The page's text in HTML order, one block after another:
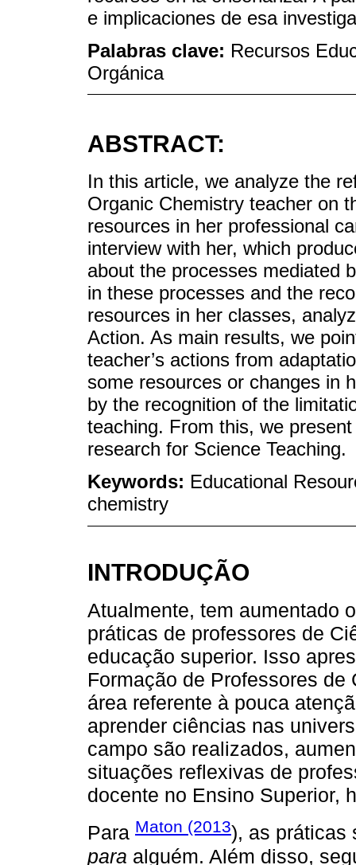
e implicaciones de esa
Palabras clave: Recursos
Orgánica
ABSTRACT:
In this article, we analyze the
Organic Chemistry teacher on
resources in her professional
interview with her, which
about the processes mediated
in these processes and the
resources in her classes,
Action. As main results, we
teacher’s actions from
some resources or changes in
by the recognition of the
teaching. From this, we
research for Science Teaching.
Keywords: Educational
chemistry
INTRODUÇÃO
Atualmente, tem aumentado
práticas de professores de
educação superior. Isso
Formação de Professores
área referente à pouca
aprender ciências nas
campo são realizados,
situações reflexivas de
docente no Ensino Superior,
Para Maton (2013), as práticas
para alguém. Além disso,